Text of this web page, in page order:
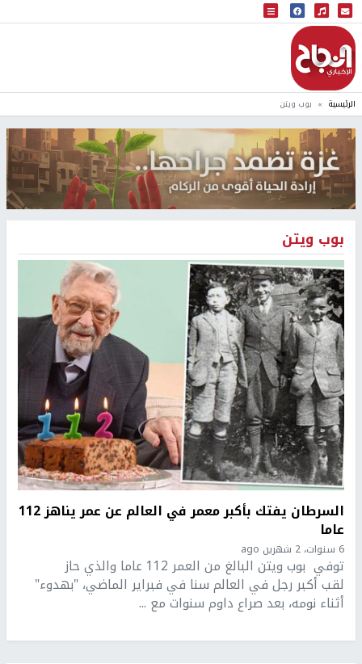
البث المباشر
إذاعة النجاح
الرئيسية بوب ويتن
بوب ويتن
السرطان يفتك بأكبر معمر في العالم عن عمر يناهز 112
عاما
6 سنوات، 2 شهرين ago
توفي بوب ويتن البالغ من العمر 112 عاما والذي حاز
لقب أكبر رجل في العالم سنا في فبراير الماضي، "بهدوء"
أثناء نومه، بعد صراع داوم سنوات مع ...